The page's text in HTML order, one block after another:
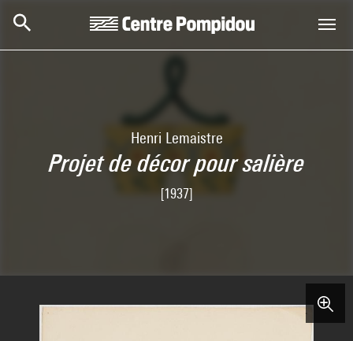
Henri Lemaistre
Projet de décor pour salière
[1937]